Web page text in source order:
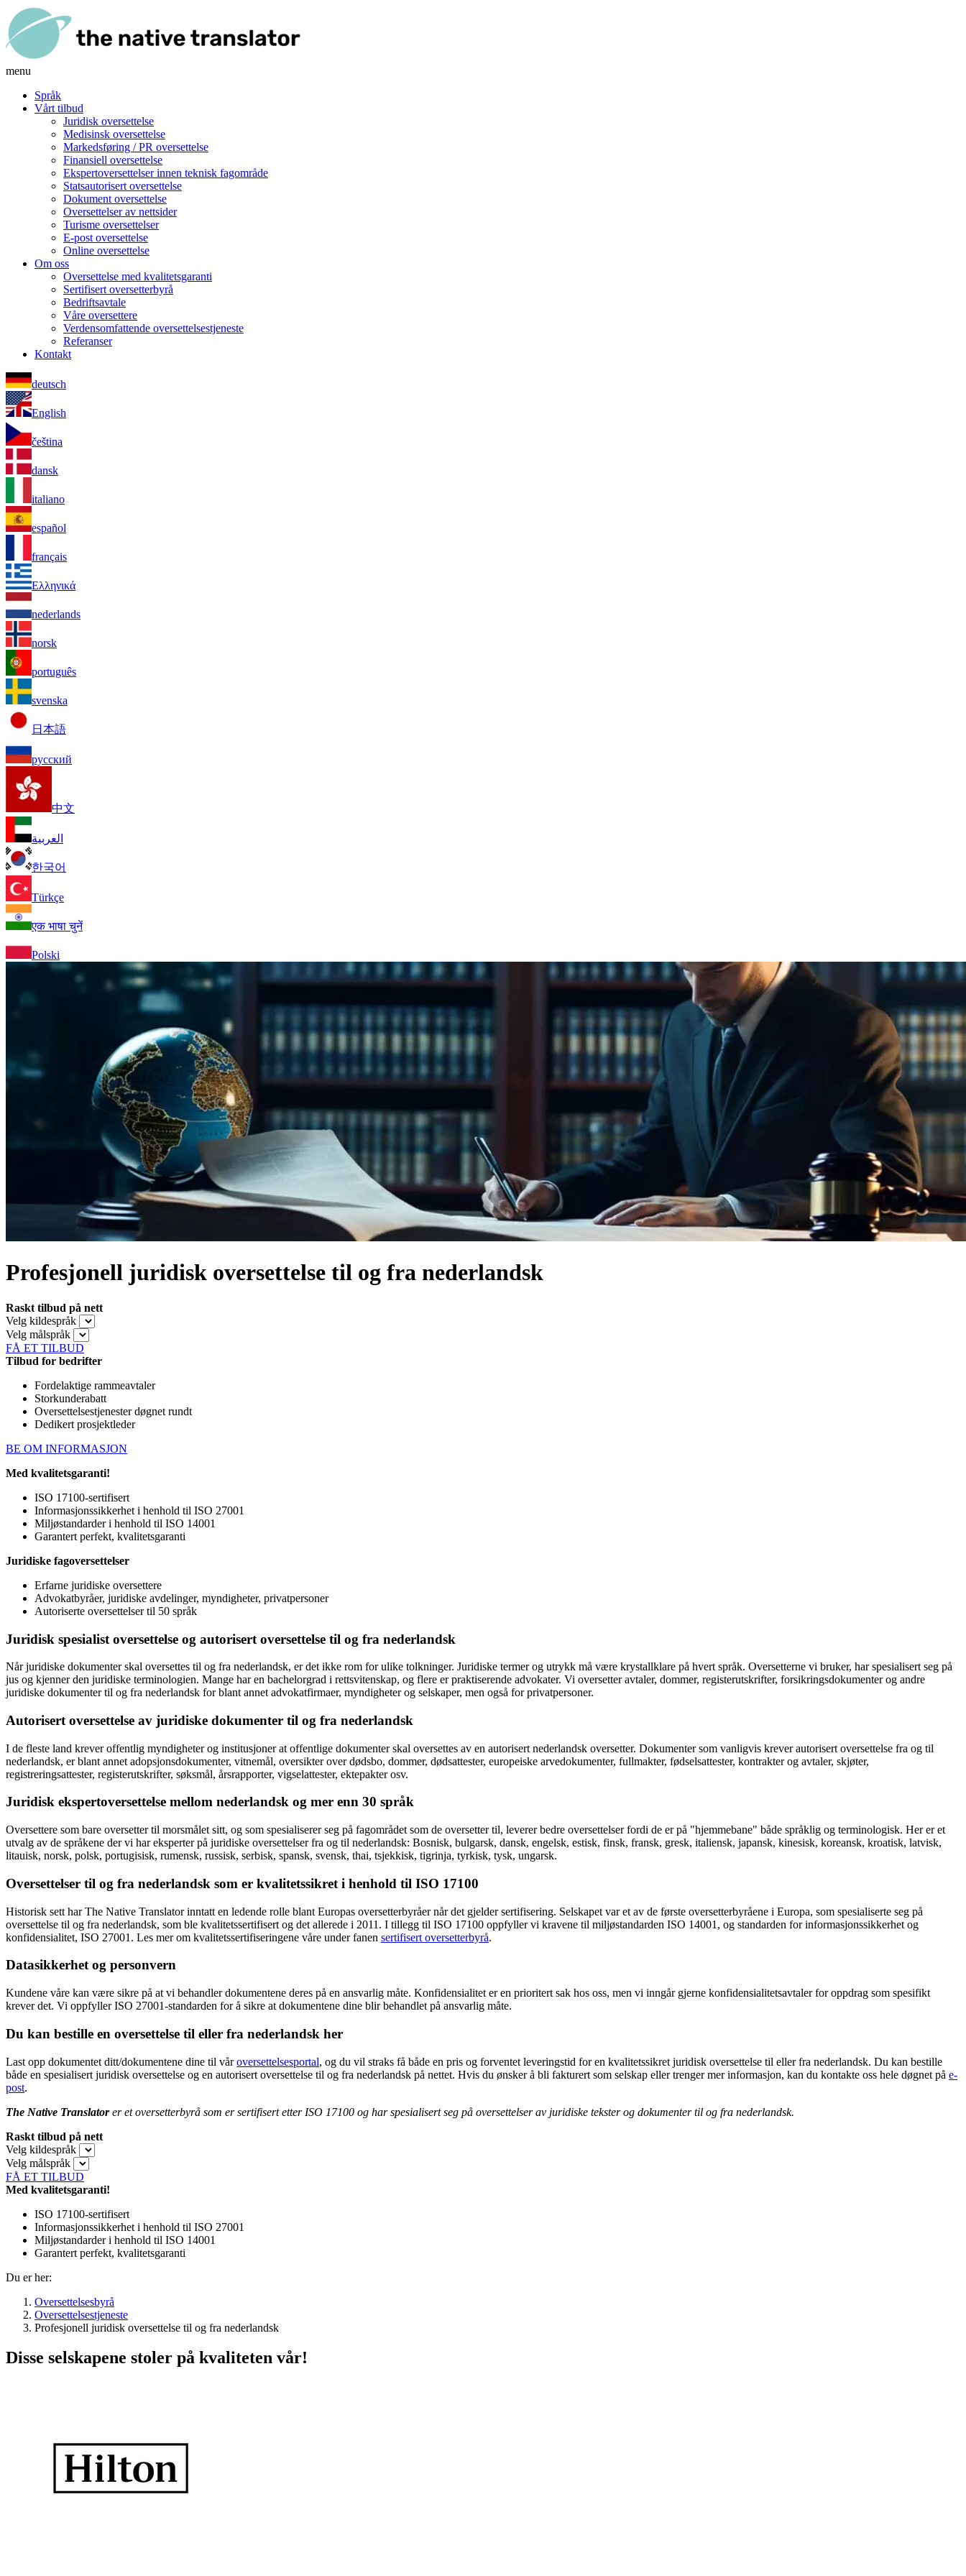
menu
Språk
Vårt tilbud
Juridisk oversettelse
Medisinsk oversettelse
Markedsføring / PR oversettelse
Finansiell oversettelse
Ekspertoversettelser innen teknisk fagområde
Statsautorisert oversettelse
Dokument oversettelse
Oversettelser av nettsider
Turisme oversettelser
E-post oversettelse
Online oversettelse
Om oss
Oversettelse med kvalitetsgaranti
Sertifisert oversetterbyrå
Bedriftsavtale
Våre oversettere
Verdensomfattende oversettelsestjeneste
Referanser
Kontakt
deutsch
English
čeština
dansk
italiano
español
français
Ελληνικά
nederlands
norsk
português
svenska
日本語
русский
中文
العربية
한국어
Türkçe
एक भाषा चुनें
Polski
Profesjonell juridisk oversettelse til og fra nederlandsk
Raskt tilbud på nett
Velg kildespråk
Velg målspråk
FÅ ET TILBUD
Tilbud for bedrifter
Fordelaktige rammeavtaler
Storkunderabatt
Oversettelsestjenester døgnet rundt
Dedikert prosjektleder
BE OM INFORMASJON
Med kvalitetsgaranti!
ISO 17100-sertifisert
Informasjonssikkerhet i henhold til ISO 27001
Miljøstandarder i henhold til ISO 14001
Garantert perfekt, kvalitetsgaranti
Juridiske fagoversettelser
Erfarne juridiske oversettere
Advokatbyråer, juridiske avdelinger, myndigheter, privatpersoner
Autoriserte oversettelser til 50 språk
Juridisk spesialist oversettelse og autorisert oversettelse til og fra nederlandsk
Når juridiske dokumenter skal oversettes til og fra nederlandsk, er det ikke rom for ulike tolkninger. Juridiske termer og utrykk må være krystallklare på hvert språk. Oversetterne vi bruker, har spesialisert seg på
jus og kjenner den juridiske terminologien. Mange har en bachelorgrad i rettsvitenskap, og flere er praktiserende advokater. Vi oversetter avtaler, dommer, registerutskrifter, forsikringsdokumenter og andre
juridiske dokumenter til og fra nederlandsk for blant annet advokatfirmaer, myndigheter og selskaper, men også for privatpersoner.
Autorisert oversettelse av juridiske dokumenter til og fra nederlandsk
I de fleste land krever offentlig myndigheter og institusjoner at offentlige dokumenter skal oversettes av en autorisert nederlandsk oversetter. Dokumenter som vanligvis krever autorisert oversettelse fra og til
nederlandsk, er blant annet adopsjonsdokumenter, vitnemål, oversikter over dødsbo, dommer, dødsattester, europeiske arvedokumenter, fullmakter, fødselsattester, kontrakter og avtaler, skjøter,
registreringsattester, registerutskrifter, søksmål, årsrapporter, vigselattester, ektepakter osv.
Juridisk ekspertoversettelse mellom nederlandsk og mer enn 30 språk
Oversettere som bare oversetter til morsmålet sitt, og som spesialiserer seg på fagområdet som de oversetter til, leverer bedre oversettelser fordi de er på "hjemmebane" både språklig og terminologisk. Her er et
utvalg av de språkene der vi har eksperter på juridiske oversettelser fra og til nederlandsk: Bosnisk, bulgarsk, dansk, engelsk, estisk, finsk, fransk, gresk, italiensk, japansk, kinesisk, koreansk, kroatisk, latvisk,
litauisk, norsk, polsk, portugisisk, rumensk, russisk, serbisk, spansk, svensk, thai, tsjekkisk, tigrinja, tyrkisk, tysk, ungarsk.
Oversettelser til og fra nederlandsk som er kvalitetssikret i henhold til ISO 17100
Historisk sett har The Native Translator inntatt en ledende rolle blant Europas oversetterbyråer når det gjelder sertifisering. Selskapet var et av de første oversetterbyråene i Europa, som spesialiserte seg på
oversettelse til og fra nederlandsk, som ble kvalitetssertifisert og det allerede i 2011. I tillegg til ISO 17100 oppfyller vi kravene til miljøstandarden ISO 14001, og standarden for informasjonssikkerhet og
konfidensialitet, ISO 27001. Les mer om kvalitetssertifiseringene våre under fanen sertifisert oversetterbyrå.
Datasikkerhetog personvern
Kundene våre kan være sikre på at vi behandler dokumentene deres på en ansvarlig måte. Konfidensialitet er en prioritert sak hos oss, men vi inngår gjerne konfidensialitetsavtaler for oppdrag som spesifikt
krever det. Vi oppfyller ISO 27001-standarden for å sikre at dokumentene dine blir behandlet på ansvarlig måte.
Du kan bestille en oversettelse til eller fra nederlandsk her
Last opp dokumentet ditt/dokumentene dine til våroversettelsesportal, og du vil straks få både en pris og forventet leveringstid for en kvalitetssikret juridisk oversettelse til eller fra nederlandsk. Du kan bestille
både en spesialisert juridisk oversettelse og en autorisert oversettelse til og fra nederlandsk på nettet. Hvis du ønsker å bli fakturert som selskap eller trenger mer informasjon, kan du kontakte oss hele døgnet på e-
post.
The Native Translatorer et oversetterbyrå som er sertifisert etter ISO 17100 og har spesialisert seg på oversettelser av juridiske tekster og dokumenter til og fra nederlandsk.
Raskt tilbud på nett
Velg kildespråk
Velg målspråk
FÅ ET TILBUD
Med kvalitetsgaranti!
ISO 17100-sertifisert
Informasjonssikkerhet i henhold til ISO 27001
Miljøstandarder i henhold til ISO 14001
Garantert perfekt, kvalitetsgaranti
Du er her:
Oversettelsesbyrå
Oversettelsestjeneste
Profesjonell juridisk oversettelse til og fra nederlandsk
Disse selskapene stoler på kvaliteten vår!